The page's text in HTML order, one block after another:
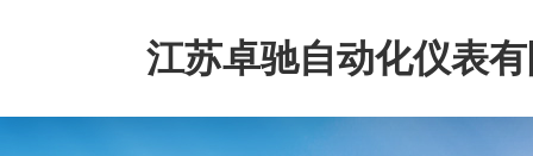
江苏卓驰自动化仪表